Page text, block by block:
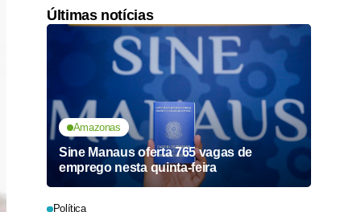
Últimas notícias
Amazonas
Sine Manaus oferta 765 vagas de
emprego nesta quinta-feira
Política